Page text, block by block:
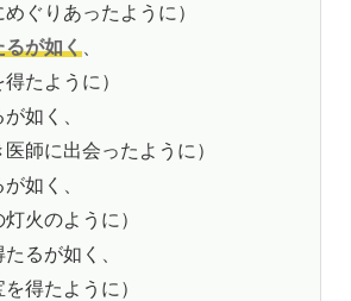
めぐりあったように）
るが如く
たように）
如く、
医師に出会ったように）
如く、
灯火のように）
るが如く、
を得たように）